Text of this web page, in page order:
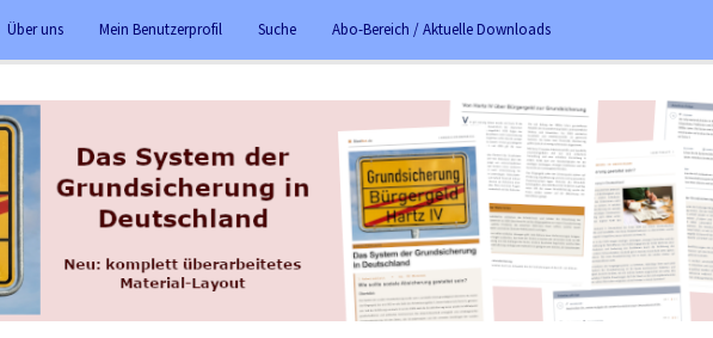
Über uns Mein Benutzerprofil Suche Abo-Bereich / Aktuelle Downloads